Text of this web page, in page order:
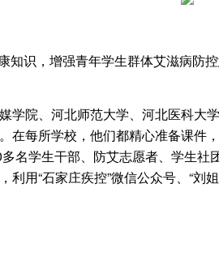
，增强青年学生群体艾滋病防
、河北师范大学、河北医科大
在每所学校，他们都精心准备课
名学生干部、防艾志愿者、学生
用“石家庄疾控”微信公众号、“